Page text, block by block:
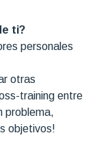
ti?
personales
otras
training entre
problema,
objetivos!